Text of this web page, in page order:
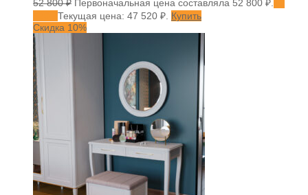
52 800₽ Первоначальная цена составляла 52 800 ₽.
Текущая цена: 47 520 ₽. Купить
Скидка 10%